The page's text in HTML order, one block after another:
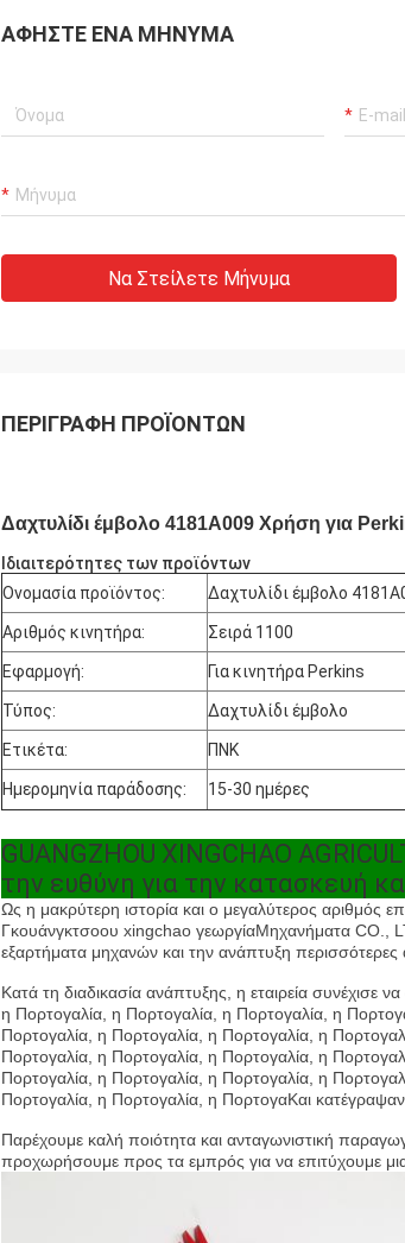
ΑΦΉΣΤΕ ΈΝΑ ΜΉΝΥΜΑ
Να Στείλετε Μήνυμα
ΠΕΡΙΓΡΑΦΉ ΠΡΟΪΌΝΤΩΝ
Δαχτυλίδι έμβολο 4181Α009 Χρήση για
Ιδιαιτερότητες των προϊόντων
Ονομασία προϊόντος:
Δαχτυλίδι έμβολο
Αριθμός κινητήρα: Σειρά 1100
Εφαρμογή: Για κινητήρα Perkins
Τύπος: Δαχτυλίδι έμβολο
Ετικέτα: ΠΝΚ
Ημερομηνία παράδοσης: 15-30 ημέρες
GUANGZHOU XINGCHAO
την ευθύνη για την κατασκευή
Ως η μακρύτερη ιστορία και ο μεγαλύτερος αριθμός
Γκουάνγκτσοου xingchao γεωργίαΜηχανήματα CO.,
εξαρτήματα μηχανών και την ανάπτυξη
Κατά τη διαδικασία ανάπτυξης, η εταιρεία συνέχισε
η Πορτογαλία, η Πορτογαλία, η Πορτογαλία, η
Πορτογαλία, η Πορτογαλία, η Πορτογαλία, η
Πορτογαλία, η Πορτογαλία, η Πορτογαλία, η
Πορτογαλία, η Πορτογαλία, η Πορτογαλία, η
Πορτογαλία, η Πορτογαλία, η ΠορτογαΚαι
Παρέχουμε καλή ποιότητα και ανταγωνιστική
προχωρήσουμε προς τα εμπρός για να επιτύχουμε